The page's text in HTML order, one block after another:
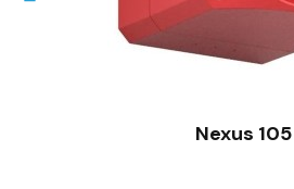
SCHNELLANSICHT
Nexus 105